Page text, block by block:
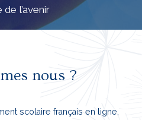
l’avenir
nous ?
scolaire français en ligne,